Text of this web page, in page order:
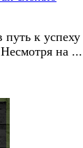
к успеху
на ...